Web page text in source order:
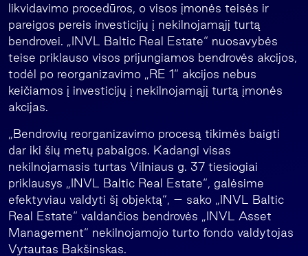
likvidavimo procedūros, o visos įmonės teisės ir
pareigos pereis investicijų į nekilnojamąjį turtą
bendrovei. „INVL Baltic Real Estate“ nuosavybės
teise priklauso visos prijungiamos bendrovės akcijos,
todėl po reorganizavimo „RE 1“ akcijos nebus
keičiamos į investicijų į nekilnojamąjį turtą įmonės
akcijas.
„Bendrovių reorganizavimo procesą tikimės baigti
dar iki šių metų pabaigos. Kadangi visas
nekilnojamasis turtas Vilniaus g. 37 tiesiogiai
priklausys „INVL Baltic Real Estate“, galėsime
efektyviau valdyti šį objektą“, – sako „INVL Baltic
Real Estate“ valdančios bendrovės „INVL Asset
Management“ nekilnojamojo turto fondo valdytojas
Vytautas Bakšinskas.